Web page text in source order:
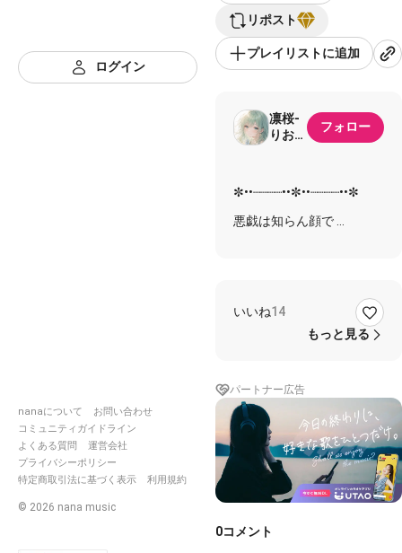
ログイン
nanaについて
お問い合わせ
コミュニティガイドライン
よくある質問
運営会社
プライバシーポリシー
特定商取引法に基づく表示
利用規約
© 2026 nana music
リポスト
プレイリストに追加
凛桜-
りお
フォロー
✼••┈┈┈┈••✼••┈┈┈┈••✼
悪戯は知らん顔で
あなたにも あなたにも
私はさ 必要ないでしょ
さあ
あんよ あんよ こっちお
手を叩いて 歩け らった
嫌んよ 嫌んよ そっぽ向
いて
子
いいね14
もっと見る
パートナー広告
0コメント